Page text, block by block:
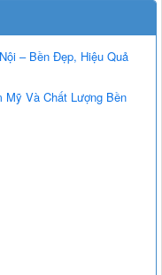
– Bền Đẹp, Hiệu Quả
Mỹ Và Chất Lượng Bền